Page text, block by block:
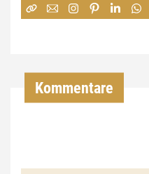
:
€
Kommentare